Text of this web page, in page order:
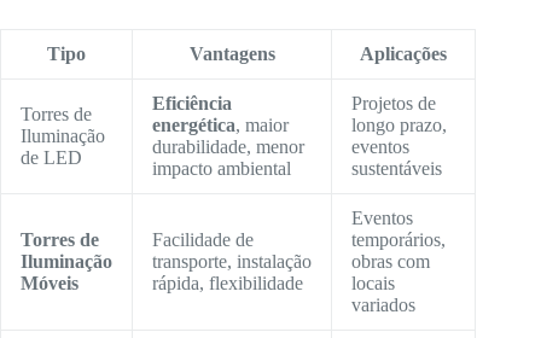
Tipo Vantagens Aplicações
Torres de
Iluminação
de LED
Eficiência
energética, maior
durabilidade, menor
impacto ambiental
Projetos de
longo prazo,
eventos
sustentáveis
Torres de
Iluminação
Móveis
Facilidade de
transporte, instalação
rápida, flexibilidade
Eventos
temporários,
obras com
locais
variados